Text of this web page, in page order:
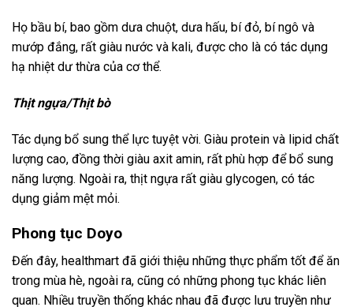
Họ bầu bí, bao gồm dưa chuột, dưa hấu, bí đỏ, bí ngô và
mướp đắng, rất giàu nước và kali, được cho là có tác dụng
hạ nhiệt dư thừa của cơ thể.
Thịt ngựa/Thịt bò
Tác dụng bổ sung thể lực tuyệt vời. Giàu protein và lipid chất
lượng cao, đồng thời giàu axit amin, rất phù hợp để bổ sung
năng lượng. Ngoài ra, thịt ngựa rất giàu glycogen, có tác
dụng giảm mệt mỏi.
Phong tục Doyo
Đến đây, healthmart đã giới thiệu những thực phẩm tốt để ăn
trong mùa hè, ngoài ra, cũng có những phong tục khác liên
quan. Nhiều truyền thống khác nhau đã được lưu truyền như